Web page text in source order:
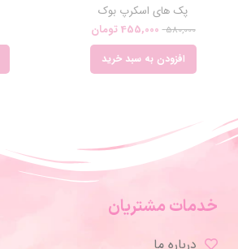
پک های اسکرپ بوک
580,000
455,000 تومان
افزودن به سبد خرید
خدمات مشتریان
درباره ما